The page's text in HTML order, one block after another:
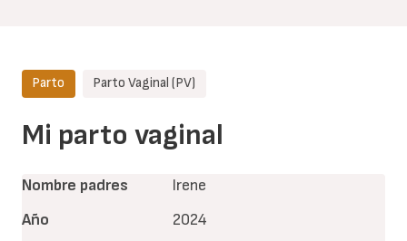
Mi parto vaginal
Parto Parto Vaginal (PV)
Nombre padres
Irene
Año
2024